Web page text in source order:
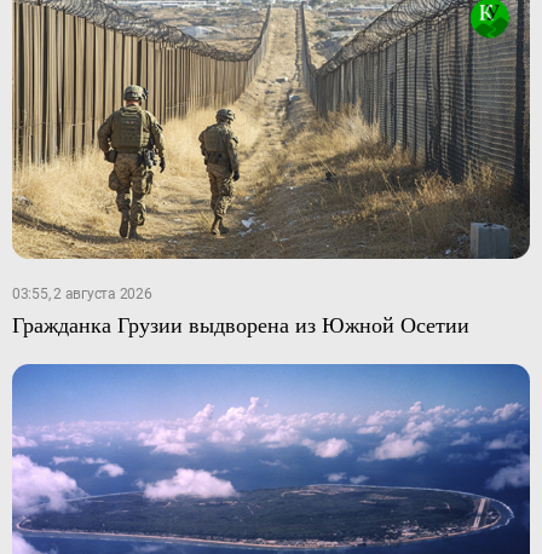
03:55, 2 августа 2026
Гражданка Грузии выдворена из Южной Осетии